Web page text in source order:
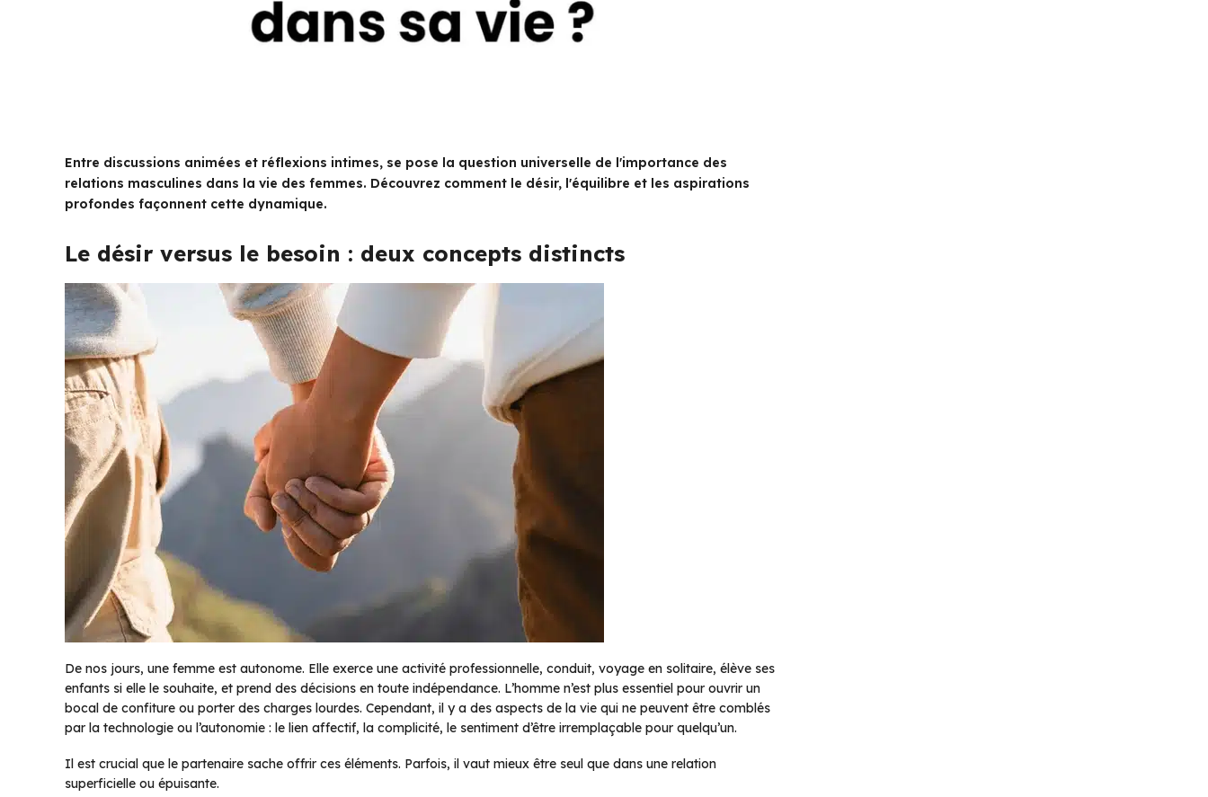
Entre discussions animées et réflexions intimes, se pose la question universelle de l'importance des
relations masculines dans la vie des femmes. Découvrez comment le désir, l'équilibre et les aspirations
profondes façonnent cette dynamique.
Le désir versus le besoin : deux concepts distincts
De nos jours, une femme est autonome. Elle exerce une activité professionnelle, conduit, voyage en solitaire, élève ses
enfants si elle le souhaite, et prend des décisions en toute indépendance. L’homme n’est plus essentiel pour ouvrir un
bocal de confiture ou porter des charges lourdes. Cependant, il y a des aspects de la vie qui ne peuvent être comblés
par la technologie ou l’autonomie : le lien affectif, la complicité, le sentiment d’être irremplaçable pour quelqu’un.
Il est crucial que le partenaire sache offrir ces éléments. Parfois, il vaut mieux être seul que dans une relation
superficielle ou épuisante.